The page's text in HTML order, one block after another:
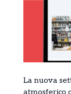
La nuova